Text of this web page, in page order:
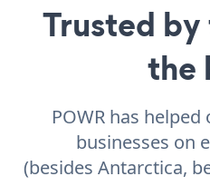
Trusted
the
POWR has
businesses on
(besides Antarctica,